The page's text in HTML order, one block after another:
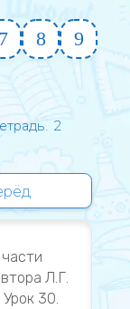
7 8
9
2
Л.Г.
30.